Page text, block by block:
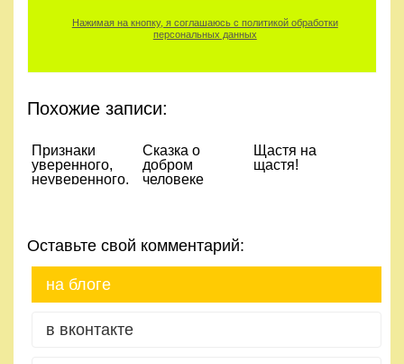
Нажимая на кнопку, я соглашаюсь с политикой обработки
персональных данных
Похожие записи:
Признаки
уверенного,
неуверенного,
Сказка о
добром
человеке
Щастя на
щастя!
Оставьте свой комментарий:
на блоге
в вконтакте